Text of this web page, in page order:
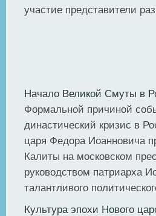
участие представители
Начало Великой Смуты в
Формальной причиной
династический кризис в
царя Федора Иоанновича
Калиты на московском
руководством патриарха
талантливого
Культура эпохи Нового